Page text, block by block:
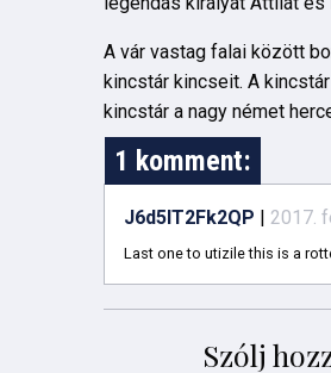
A vár vastag falai között
kincstár kincseit. A
kincstár a nagy német
1 komment:
J6d5IT2Fk2QP | 2017.
Last one to utizile this is a
Szólj